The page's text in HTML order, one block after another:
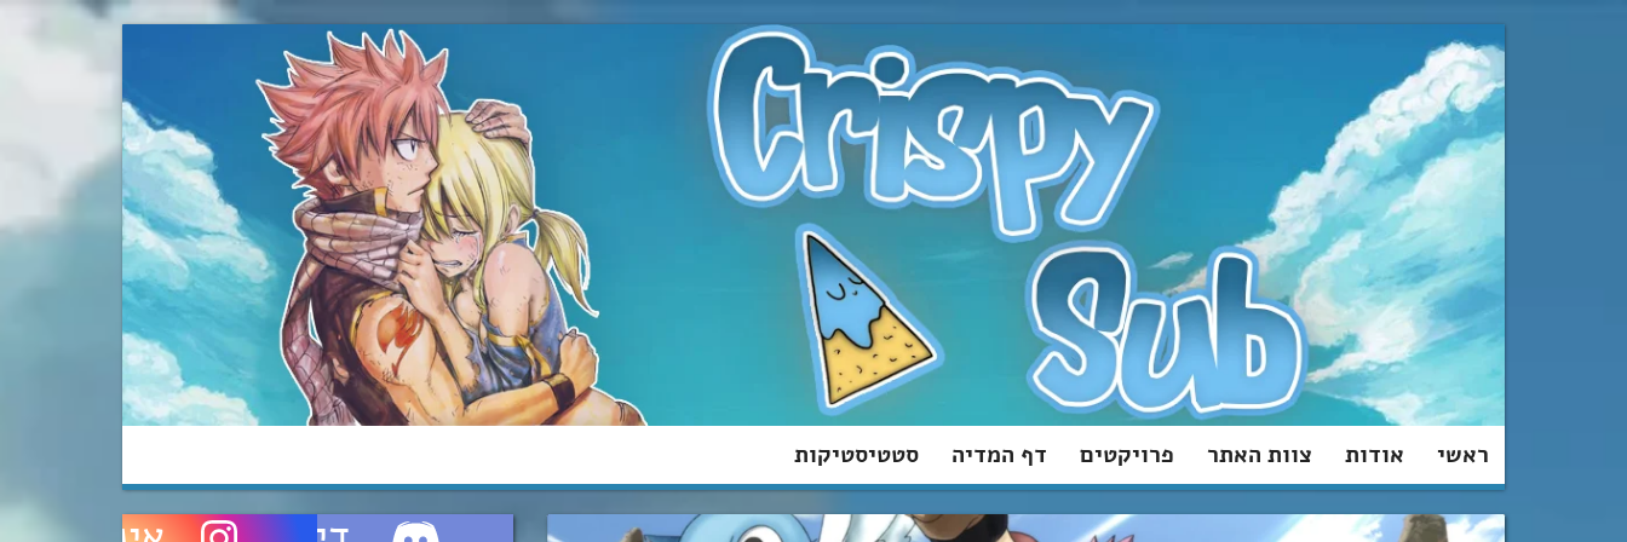
ראשי אודות צוות האתר פרויקטים דף המדיה סטטיסטיקות